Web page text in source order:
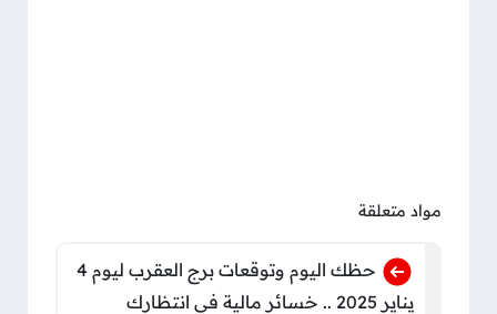
مواد متعلقة
حظك اليوم وتوقعات برج العقرب ليوم 4
يناير 2025 .. خسائر مالية في انتظارك